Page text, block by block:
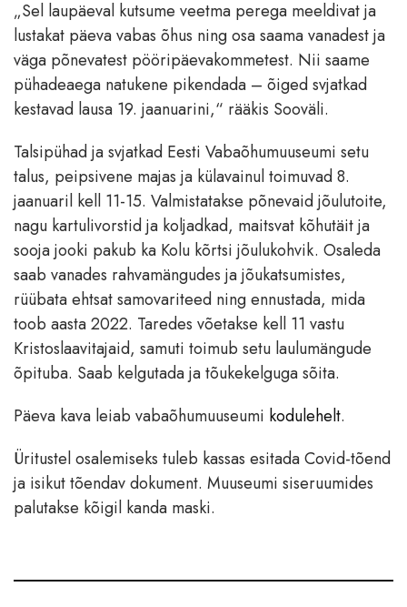
„Sel laupäeval kutsume veetma perega meeldivat ja
lustakat päeva vabas õhus ning osa saama vanadest ja
väga põnevatest pööripäevakommetest. Nii saame
pühadeaega natukene pikendada – õiged svjatkad
kestavad lausa 19. jaanuarini,“ rääkis Sooväli.
Talsipühad ja svjatkad Eesti Vabaõhumuuseumi setu
talus, peipsivene majas ja külavainul toimuvad 8.
jaanuaril kell 11-15. Valmistatakse põnevaid jõulutoite,
nagu kartulivorstid ja koljadkad, maitsvat kõhutäit ja
sooja jooki pakub ka Kolu kõrtsi jõulukohvik. Osaleda
saab vanades rahvamängudes ja jõukatsumistes,
rüübata ehtsat samovariteed ning ennustada, mida
toob aasta 2022. Taredes võetakse kell 11 vastu
Kristoslaavitajaid, samuti toimub setu laulumängude
õpituba. Saab kelgutada ja tõukekelguga sõita.
Päeva kava leiab vabaõhumuuseumi kodulehelt.
Üritustel osalemiseks tuleb kassas esitada Covid-tõend
ja isikut tõendav dokument. Muuseumi siseruumides
palutakse kõigil kanda maski.